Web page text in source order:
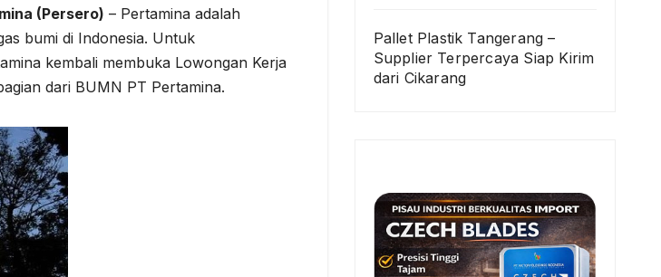
(Persero) – Pertamina adalah
bumi di Indonesia. Untuk
kembali membuka Lowongan Kerja
dari BUMN PT Pertamina.
Pallet Plastik Tangerang –
Supplier Terpercaya Siap Kirim
dari Cikarang